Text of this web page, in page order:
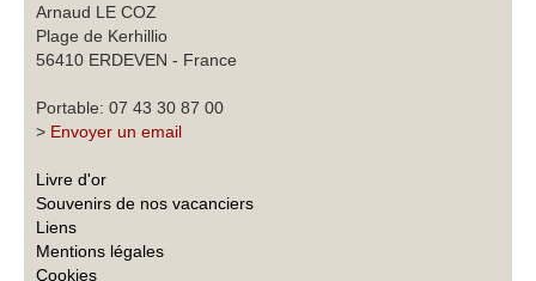
Arnaud LE COZ
Plage de Kerhillio
56410 ERDEVEN - France
Portable: 07 43 30 87 00
> Envoyer un email
Livre d'or
Souvenirs de nos vacanciers
Liens
Mentions légales
Cookies